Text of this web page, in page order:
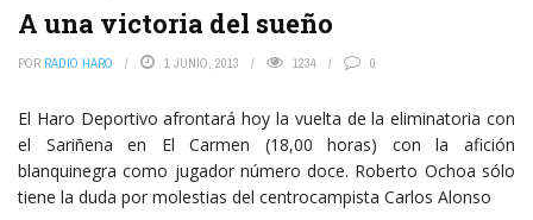
A una victoria del sueño
POR RADIO HARO 1 JUNIO, 2013 1234 0
El Haro Deportivo afrontará hoy la vuelta de la eliminatoria con
el Sariñena en El Carmen (18,00 horas) con la afición
blanquinegra como jugador número doce. Roberto Ochoa sólo
tiene la duda por molestias del centrocampista Carlos Alonso